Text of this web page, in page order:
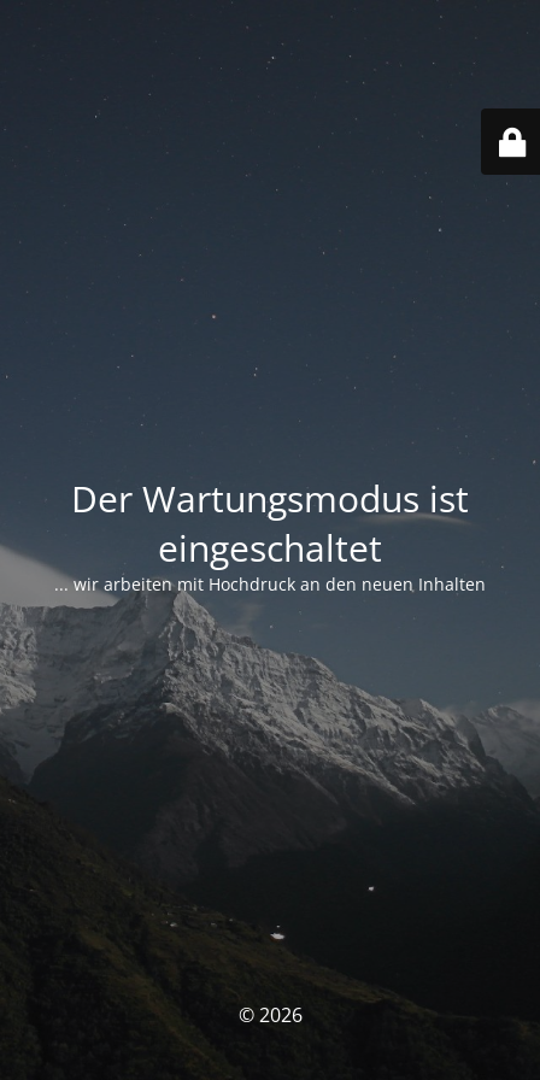
Der Wartungsmodus ist
eingeschaltet
... wir arbeiten mit Hochdruck an den neuen Inhalten
© 2026